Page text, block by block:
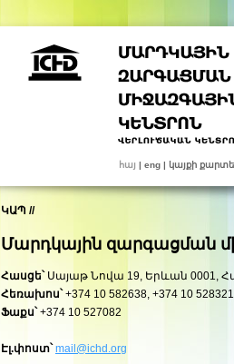
հայ | eng | կայքի
ԿԱՊ //
Մարդկային զարգացման
Հասցե՝Սայաթ Նովա 19, Երևան 0001,
Հեռախոս՝+374 10 582638, +374 10 528321
Ֆաքս՝+374 10 527082
Էլ.փոստ՝ mail@ichd.org